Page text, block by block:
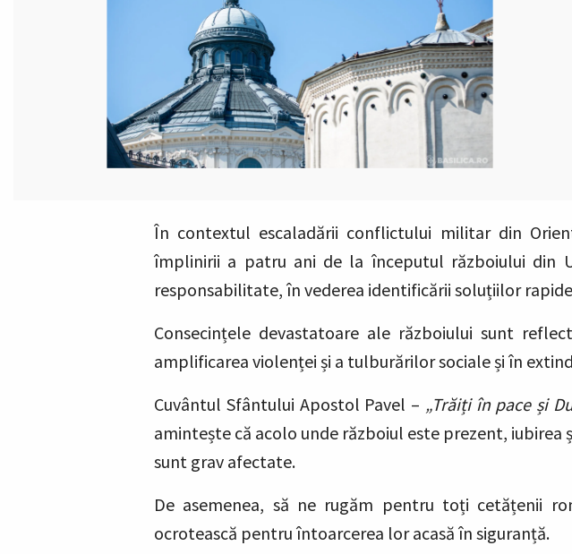
În contextul escaladării conflictului militar din
împlinirii a patru ani de la începutul războiului din
responsabilitate, în vederea identificării soluțiilor
Consecințele devastatoare ale războiului sunt
amplificarea violenței și a tulburărilor sociale și în
Cuvântul Sfântului Apostol Pavel – „Trăiți în pace și
amintește că acolo unde războiul este prezent,
sunt grav afectate.
De asemenea, să ne rugăm pentru toți cetățenii
ocrotească pentru întoarcerea lor acasă în siguranță.